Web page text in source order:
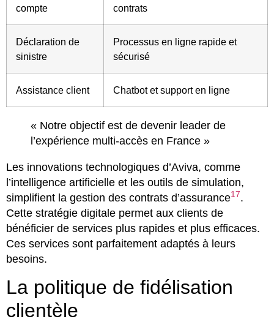
compte
contrats
Déclaration de
sinistre
Processus en ligne rapide et
sécurisé
Assistance client Chatbot et support en ligne
« Notre objectif est de devenir leader de
l’expérience multi-accès en France »
Les innovations technologiques d’Aviva, comme
l’intelligence artificielle et les outils de simulation,
simplifient la gestion des contrats d’assurance17.
Cette stratégie digitale permet aux clients de
bénéficier de services plus rapides et plus efficaces.
Ces services sont parfaitement adaptés à leurs
besoins.
La politique de fidélisation
clientèle